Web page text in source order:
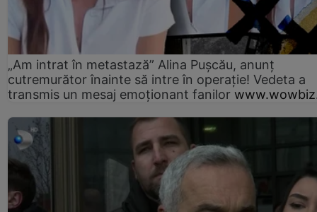
„Am intrat în metastază” Alina Pușcău, anunț
cutremurător înainte să intre în operație! Vedeta a
transmis un mesaj emoționant fanilor